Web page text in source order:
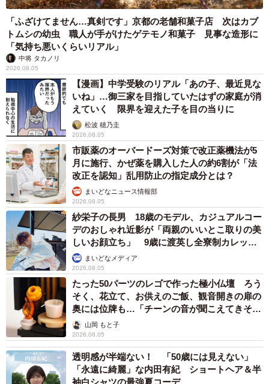
「ふざけてません…真剣です」京都の老舗和菓子店 次はカブ
トムシの幼虫 職人が手がけたゲテモノ和菓子 見事な造形に
「気持ち悪いくらいリアル」
中将 タカノリ
2026.08.05
【漫画】中学受験のリアル「あの子、最近見な
いね」…御三家を目指していたはずの家庭が消
えていく 限界を迎えた子を目の当りに
松波 穂乃圭
2026.08.05
市販薬のオーバードーズ対策で改正薬機法が5
月に施行、かぜ薬を購入した人の約6割が「法
改正を認知」乱用防止の指定成分とは？
まいどなニュース情報部
2026.08.05
紗栄子の長男 18歳のモデル、カジュアルコー
デのおしゃれ近影が「両親のいいとこ取りの美
しいお顔立ち」 9歳に渡英し全寮制カレッジ
で学ぶまいどなメディア
2026.08.05
たった50パーツのレゴで作った極小仏壇 ろう
そく、花立て、お供えのご飯、観音開きの扉の
奥には位牌も…「チーンの音が聞こえてきそ
う」山岡 もと子
2026.08.05
透明感が半端ない！ 「50歳には見えない」
「永遠に綺麗」な内田有紀 ショートヘア＆半
袖白シャツの最強夏コーデ